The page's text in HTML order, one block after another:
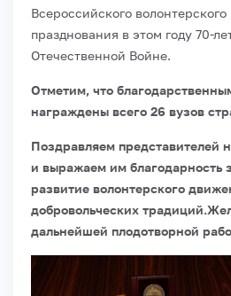
Всероссийского
празднования в этом году 70-
Отечественной Войне.
Отметим, что
награждены всего 26 вузов
Поздравляем представителей
и выражаем им благодарность
развитие волонтерского
добровольческих традиций.
дальнейшей плодотворной